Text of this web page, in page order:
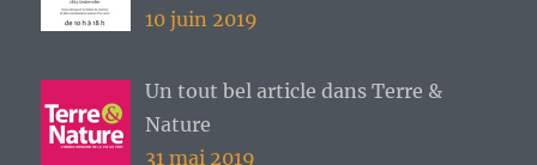
10 juin 2019
Un tout bel article dans Terre &
Nature
31 mai 2019